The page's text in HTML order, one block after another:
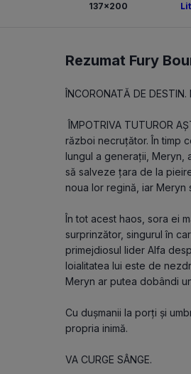
137x200
Rezumat Fury
ÎNCORONATĂ DE
ÎMPOTRIVA TUTUROR
război necruțător. În timp
lungul a generații, Meryn,
să salveze țara de la
noua lor regină, iar Meryn
În tot acest haos, sora ei
surprinzător, singurul în
primejdiosul lider Alfa
loialitatea lui este de
Meryn ar putea dobândi
Cu dușmanii la porți și
propria inimă.
VA CURGE SÂNGE.